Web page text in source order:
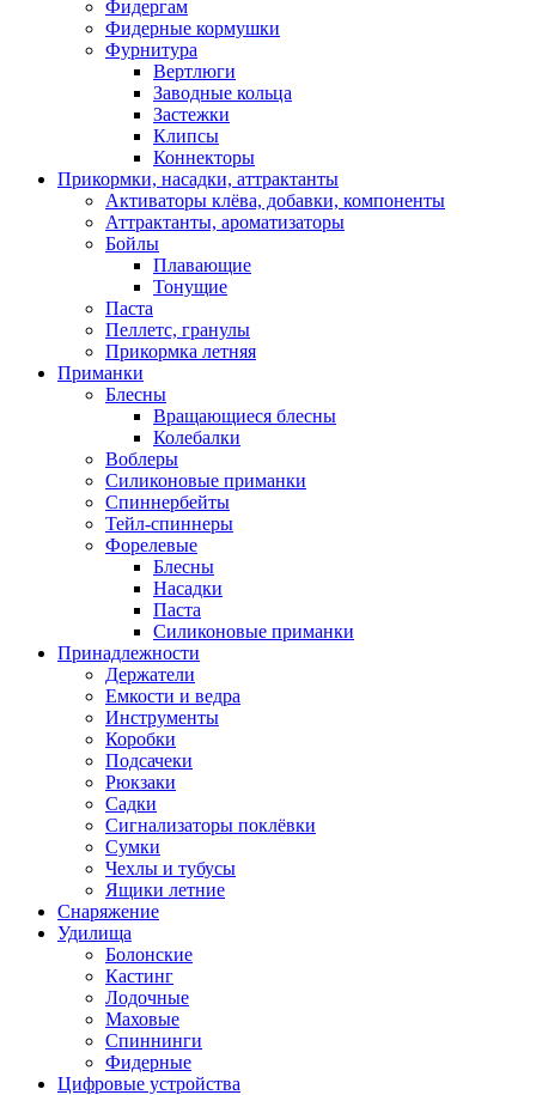
Фидергам
Фидерные кормушки
Фурнитура
Вертлюги
Заводные кольца
Застежки
Клипсы
Коннекторы
Прикормки, насадки, аттрактанты
Активаторы клёва, добавки, компоненты
Аттрактанты, ароматизаторы
Бойлы
Плавающие
Тонущие
Паста
Пеллетс, гранулы
Прикормка летняя
Приманки
Блесны
Вращающиеся блесны
Колебалки
Воблеры
Силиконовые приманки
Спиннербейты
Тейл-спиннеры
Форелевые
Блесны
Насадки
Паста
Силиконовые приманки
Принадлежности
Держатели
Емкости и ведра
Инструменты
Коробки
Подсачеки
Рюкзаки
Садки
Сигнализаторы поклёвки
Сумки
Чехлы и тубусы
Ящики летние
Снаряжение
Удилища
Болонские
Кастинг
Лодочные
Маховые
Спиннинги
Фидерные
Цифровые устройства